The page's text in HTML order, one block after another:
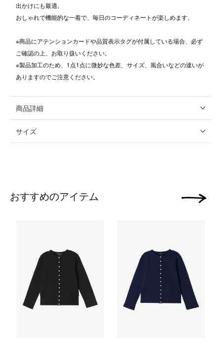
出かけにも最適。
おしゃれで機能的な一着で、毎日のコーディネートが楽しめます。
※商品にアテンションカードや品質表示タグが付属している場合、必ず
ご確認の上、お取り扱いください。
※製品加工のため、1点1点に微妙な色差、サイズ、風合いなどの違いが
ありますのでご注意ください。
商品詳細
サイズ
おすすめのアイテム 次の画像